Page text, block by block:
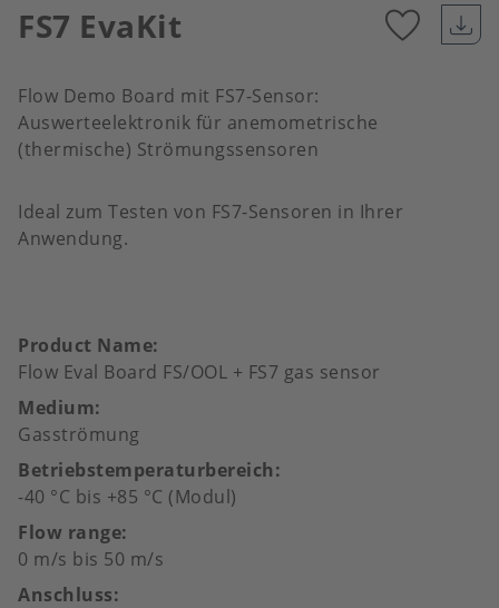
FS7 EvaKit
Flow Demo Board mit FS7-Sensor:
Auswerteelektronik für anemometrische
(thermische) Strömungssensoren
Ideal zum Testen von FS7-Sensoren in Ihrer
Anwendung.
Product Name
Flow Eval Board FS/OOL + FS7 gas sensor
Medium
Gasströmung
Betriebstemperaturbereich
-40 °C bis +85 °C (Modul)
Flow range
0 m/s bis 50 m/s
Anschluss